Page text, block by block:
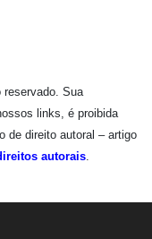
reservado. Sua
links, é proibida
de direito autoral – artigo
autorais